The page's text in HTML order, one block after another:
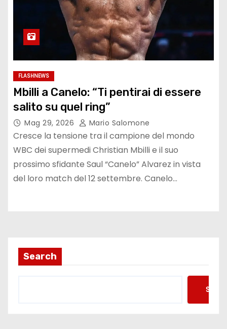
FLASHNEWS
Mbilli a Canelo: “Ti pentirai di essere
salito su quel ring”
Mag 29, 2026 Mario Salomone
Cresce la tensione tra il campione del mondo
WBC dei supermedi Christian Mbilli e il suo
prossimo sfidante Saul “Canelo” Alvarez in vista
del loro match del 12 settembre. Canelo…
Search